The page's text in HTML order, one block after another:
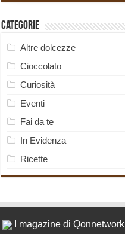
Categorie
Altre dolcezze
Cioccolato
Curiosità
Eventi
Fai da te
In Evidenza
Ricette
I magazine di Qonnetwork